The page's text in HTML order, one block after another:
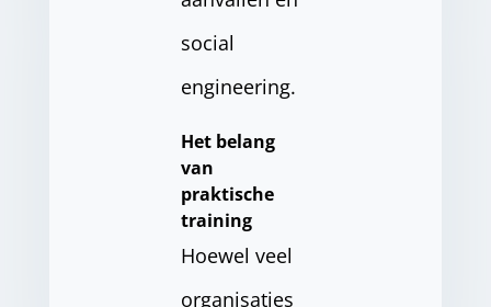
social
engineering.
Het belang
van
praktische
training
Hoewel veel
organisaties